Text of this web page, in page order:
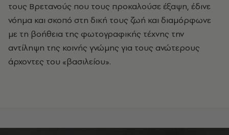
τους Βρετανούς που τους προκαλούσε έξαψη, έδινε
νόημα και σκοπό στη δική τους ζωή και διαμόρφωνε
με τη βοήθεια της φωτογραφικής τέχνης την
αντίληψη της κοινής γνώμης για τους ανώτερους
άρχοντες του «βασιλείου».